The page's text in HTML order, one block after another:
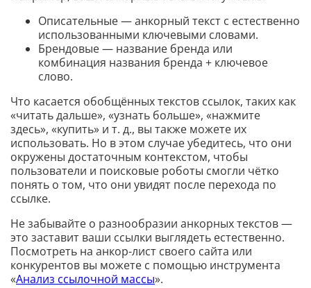
Описательные — анкорный текст с естественно
использованными ключевыми словами.
Брендовые — название бренда или
комбинация названия бренда + ключевое
слово.
Что касается обобщённых текстов ссылок, таких как
«читать дальше», «узнать больше», «нажмите
здесь», «купить» и т. д., вы также можете их
использовать. Но в этом случае убедитесь, что они
окружены достаточным контекстом, чтобы
пользователи и поисковые роботы смогли чётко
понять о том, что они увидят после перехода по
ссылке.
Не забывайте о разнообразии анкорных текстов —
это заставит ваши ссылки выглядеть естественно.
Посмотреть на анкор-лист своего сайта или
конкурентов вы можете с помощью инструмента
«Анализ ссылочной массы».